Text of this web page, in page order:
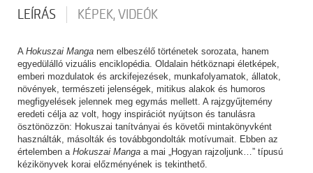
LEÍRÁS KÉPEK, VIDEÓK
A Hokuszai Manga nem elbeszélő történetek sorozata, hanem
egyedülálló vizuális enciklopédia. Oldalain hétköznapi életképek,
emberi mozdulatok és arckifejezések, munkafolyamatok, állatok,
növények, természeti jelenségek, mitikus alakok és humoros
megfigyelések jelennek meg egymás mellett. A rajzgyűjtemény
eredeti célja az volt, hogy inspirációt nyújtson és tanulásra
ösztönözzön: Hokuszai tanítványai és követői mintakönyvként
használták, másolták és továbbgondolták motívumait. Ebben az
értelemben a Hokuszai Manga a mai „Hogyan rajzoljunk…” típusú
kézikönyvek korai előzményének is tekinthető.